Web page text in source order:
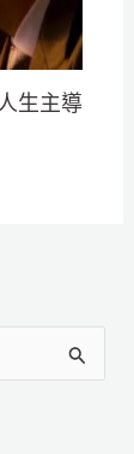
生主導